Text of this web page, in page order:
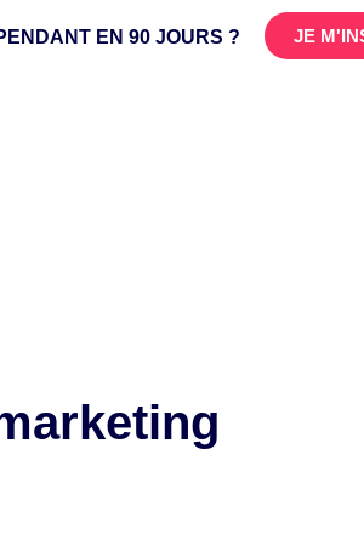
EN 90 JOURS ? JE